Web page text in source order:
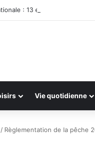
: 13 et 14 juillet 2026
Vie quotidienne
/ Règlementation de la pêche